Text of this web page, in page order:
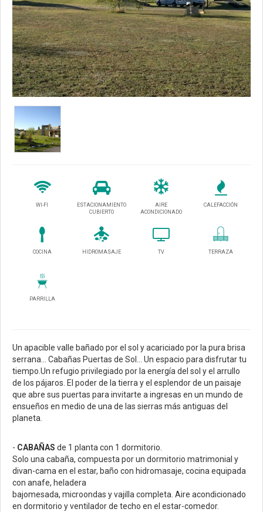
WI-FI
ESTACIONAMIENTO
CUBIERTO
AIRE
ACONDICIONADO
CALEFACCIÓN
COCINA HIDROMASAJE TV TERRAZA
PARRILLA
Un apacible valle bañado por el sol y acariciado por la pura brisa
serrana... Cabañas Puertas de Sol... Un espacio para disfrutar tu
tiempo.Un refugio privilegiado por la energía del sol y el arrullo
de los pájaros. El poder de la tierra y el esplendor de un paisaje
que abre sus puertas para invitarte a ingresas en un mundo de
ensueños en medio de una de las sierras más antiguas del
planeta.
- CABAÑAS de 1 planta con 1 dormitorio.
Solo una cabaña, compuesta por un dormitorio matrimonial y
divan-cama en el estar, baño con hidromasaje, cocina equipada
con anafe, heladera
bajomesada, microondas y vajilla completa. Aire acondicionado
en dormitorio y ventilador de techo en el estar-comedor.